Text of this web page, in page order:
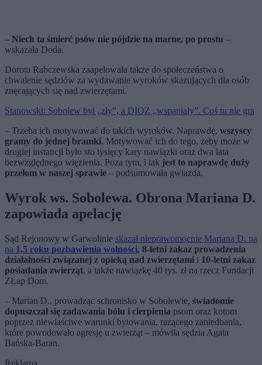
– Niech ta śmierć psów nie pójdzie na marne, po prostu –
wskazała Doda.
Dorota Rabczewska zaapelowała także do społeczeństwa o
chwalenie sędziów za wydawanie wyroków skazujących dla osób
znęcających się nad zwierzętami.
Stanowski: Sobolew był „zły”, a DIOZ „wspaniały”. Coś tu nie gra
– Trzeba ich motywować do takich wyroków. Naprawdę, wszyscy
gramy do jednej bramki. Motywować ich do tego, żeby może w
drugiej instancji było sto tysięcy kary nawiązki oraz dwa lata
bezwzględnego więzienia. Poza tym, i tak jest to naprawdę duży
przełom w naszej sprawie – podsumowała gwiazda.
Wyrok ws. Sobolewa. Obrona Mariana D.
zapowiada apelację
Sąd Rejonowy w Garwolinie skazał nieprawomocnie Mariana D. na
na 1,5 roku pozbawienia wolności, 8-letni zakaz prowadzenia
działalności związanej z opieką nad zwierzętami i 10-letni zakaz
posiadania zwierząt, a także nawiązkę 40 tys. zł na rzecz Fundacji
ZŁap Dom.
– Marian D., prowadząc schronisko w Sobolewie, świadomie
dopuszczał się zadawania bólu i cierpienia psom oraz kotom
poprzez niewłaściwe warunki bytowania, rażącego zaniedbania,
które powodowało agresję u zwierząt – mówiła sędzia Agata
Bańska-Baran.
Reklama